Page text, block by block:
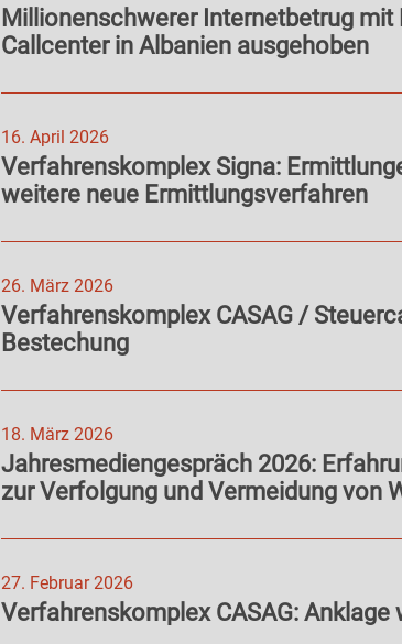
Millionenschwerer Internetbetrug
Callcenter in Albanien ausgehoben
16. April 2026
Verfahrenskomplex Signa:
weitere neue Ermittlungsverfahren
26. März 2026
Verfahrenskomplex CASAG /
Bestechung
18. März 2026
Jahresmediengespräch 2026:
zur Verfolgung und Vermeidung von
27. Februar 2026
Verfahrenskomplex CASAG: